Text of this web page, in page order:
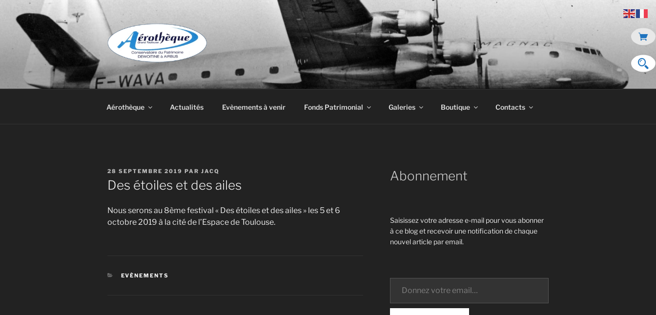
contenu
principal
DE DEWOITINE À AIRBUS
Aérothèque Actualités Evènements à venir Fonds Patrimonial Galeries Boutique Contacts
PUBLIÉ
LE
28 SEPTEMBRE 2019 PAR JACQ
Des étoiles et des ailes
Nous serons au 8ème festival « Des étoiles et des ailes » les 5 et 6
octobre 2019 à la cité de l’Espace de Toulouse.
CATÉGORIES
EVÈNEMENTS
Abonnement
Saisissez votre adresse e-mail pour vous abonner
à ce blog et recevoir une notification de chaque
nouvel article par email.
Donnez votre email…